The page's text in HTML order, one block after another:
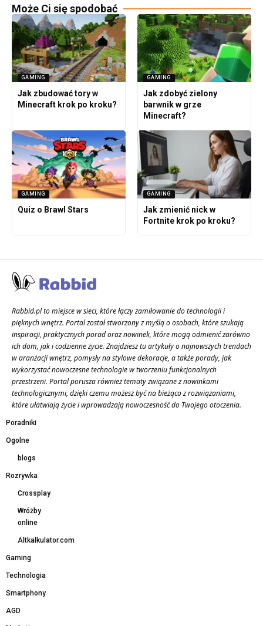
Może Ci się spodobać
GAMING
Jak zbudować tory w
Minecraft krok po kroku?
GAMING
Jak zdobyć zielony
barwnik w grze
Minecraft?
GAMING
Quiz o Brawl Stars
GAMING
Jak zmienić nick w
Fortnite krok po kroku?
Rabbid.pl to miejsce w sieci, które łączy zamiłowanie do technologii i
pięknych wnętrz. Portal został stworzony z myślą o osobach, które szukają
inspiracji, praktycznych porad oraz nowinek, które mogą odmienić zarówno
ich dom, jak i codzienne życie. Znajdziesz tu artykuły o najnowszych trendach
w aranżacji wnętrz, pomysły na stylowe dekoracje, a także porady, jak
wykorzystać nowoczesne technologie w tworzeniu funkcjonalnych
przestrzeni. Portal porusza również tematy związane z nowinkami
technologicznymi, dzięki czemu możesz być na bieżąco z rozwiązaniami,
które ułatwiają życie i wprowadzają nowoczesność do Twojego otoczenia.
Poradniki
Ogolne
blogs
Rozrywka
Crossplay
Wróżby
online
Altkalkulator.com
Gaming
Technologia
Smartphony
AGD